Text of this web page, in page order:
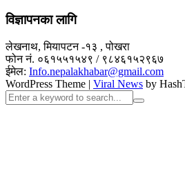
विज्ञापनका लागि
लेखनाथ, मियापटन -१३ , पोखरा
फोन नं. ०६१५५१५४९ / ९८४६१५२९६७
ईमेल: Info.nepalakhabar@gmail.com
WordPress Theme | Viral News by